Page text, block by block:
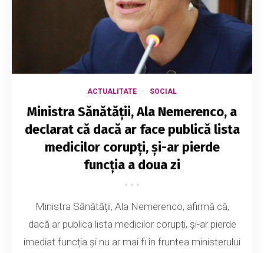
ACTUALITATE SOCIAL
Ministra Sănătății, Ala Nemerenco, a
declarat că dacă ar face publică lista
medicilor corupți, și-ar pierde
funcția a doua zi
Ministra Sănătății, Ala Nemerenco, afirmă că,
dacă ar publica lista medicilor corupți, și-ar pierde
imediat funcția și nu ar mai fi în fruntea ministerului